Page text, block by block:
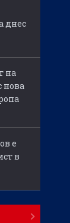
днес
на
нова
е
в